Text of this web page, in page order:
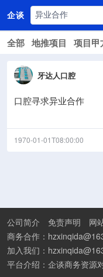
企谈
首页
商务资源
资讯动态
关于我们
全部 地推项目 项目甲
牙达人口腔
口腔寻求异业合作
1970-01-01T08:00:00
公司简介 免责声明
网
商务合作：
加入我们：